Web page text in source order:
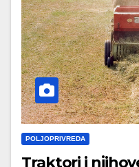
POLJOPRIVREDA
Traktori i